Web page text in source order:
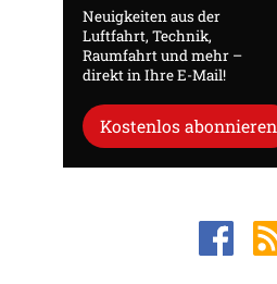
Neuigkeiten aus der
Luftfahrt, Technik,
Raumfahrt und mehr –
direkt in Ihre E-Mail!
Kostenlos abonnieren